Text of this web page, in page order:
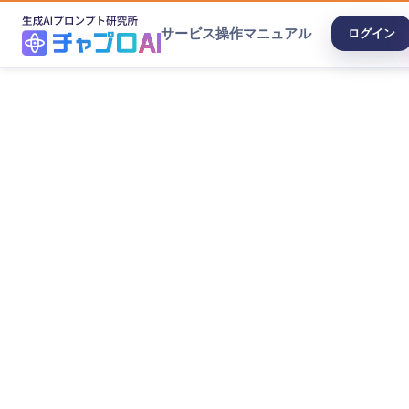
サービス操作マニュアル ログイン